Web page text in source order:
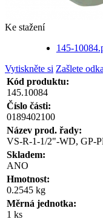
Ke stažení
145-
Vytiskněte si Zašlete
Kód produktu:
145.10084
Číslo části:
0189402100
Název prod. řady:
VS-R-1-1/2"-WD, GP-
Skladem:
ANO
Hmotnost:
0.2545 kg
Měrná jednotka:
1 ks